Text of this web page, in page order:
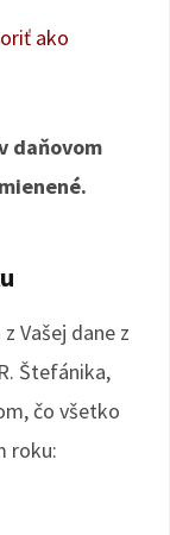
ako
daňovom
Vašej dane z
Štefánika,
čo všetko
roku: